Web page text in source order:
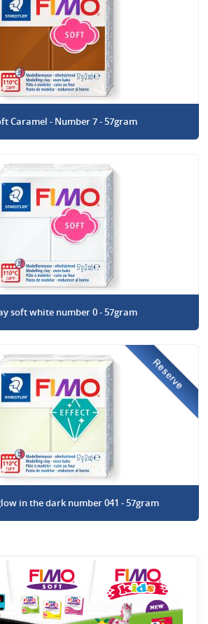
Caramel - Number 7 - 57gram
soft white number 0 - 57gram
Reserve
in the dark number 041 - 57gram